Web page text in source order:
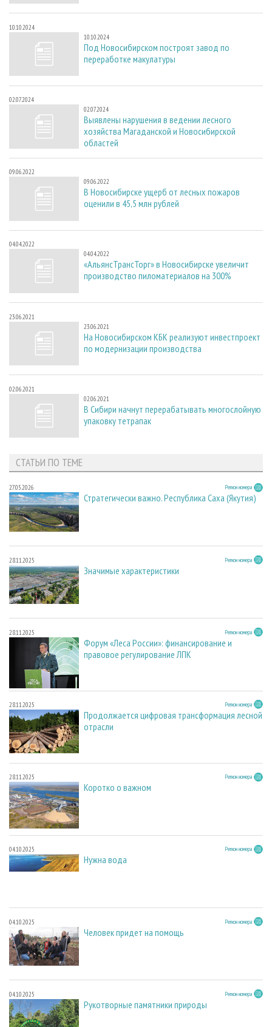
10.10.2024
10.10.2024
Под Новосибирском построят завод по
переработке макулатуры
02.07.2024
02.07.2024
Выявлены нарушения в ведении лесного
хозяйства Магаданской и Новосибирской
областей
09.06.2022
09.06.2022
В Новосибирске ущерб от лесных пожаров
оценили в 45,5 млн рублей
04.04.2022
04.04.2022
«АльянсТрансТорг» в Новосибирске увеличит
производство пиломатериалов на 300%
23.06.2021
23.06.2021
На Новосибирском КБК реализуют инвестпроект
по модернизации производства
02.06.2021
02.06.2021
В Сибири начнут перерабатывать многослойную
упаковку тетрапак
СТАТЬИ ПО ТЕМЕ
27.05.2026 Регион номера
Стратегически важно. Республика Саха (Якутия)
28.11.2025 Регион номера
Значимые характеристики
28.11.2025 Регион номера
Форум «Леса России»: финансирование и
правовое регулирование ЛПК
28.11.2025 Регион номера
Продолжается цифровая трансформация лесной
отрасли
28.11.2025 Регион номера
Коротко о важном
04.10.2025 Регион номера
Нужна вода
04.10.2025 Регион номера
Человек придет на помощь
04.10.2025 Регион номера
Рукотворные памятники природы